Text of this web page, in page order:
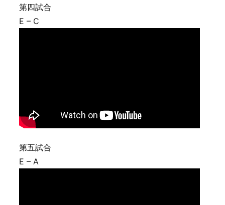
第四試合
E – C
第五試合
E – A